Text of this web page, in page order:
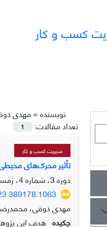
کسب و کار
نویسنده =مهدی
تعداد مقالات:
1
مدیریت کسب و کار
تأثیر محرک‌های
دوره 3، شماره 4، زمستان 1402، صفحه
مهدی ذوقی، محمدرضا
چکیده هدف این